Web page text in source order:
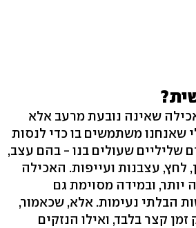
שאינה נובעת מרעב אלא
שאנחנו משתמשים בו כדי לנסות
שליליים שעולים בנו - בהם עצב,
לחץ, עצבנות ועייפות. האכילה
יותר, ובמידה מסוימת גם
הבלתי נעימות. אלא, שכאמור,
קצר בלבד, ואילו הנזקים